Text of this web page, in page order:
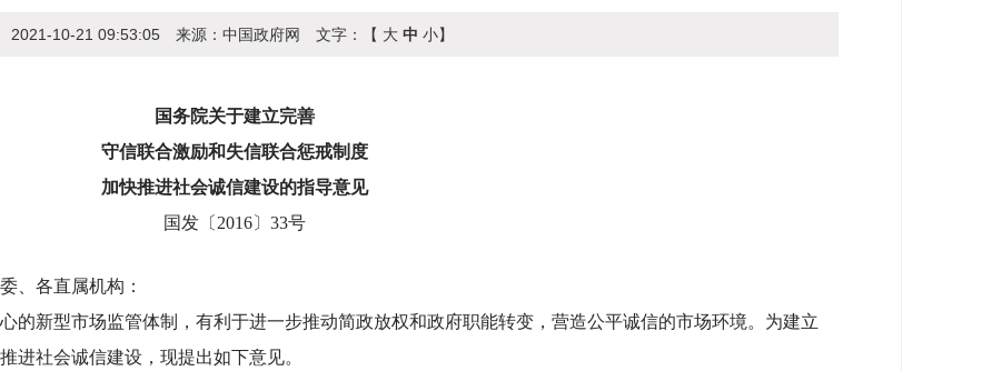
2021-10-21 09:53:05 来源： 中国政府网 文字：【 大 中 小】
国务院关于建立完善
守信联合激励和失信联合惩戒制度
加快推进社会诚信建设的指导意见
国发〔2016〕33号
、各直属机构：
新型市场监管体制，有利于进一步推动简政放权和政府职能转变，营造公平诚信的市场环境。为建立
进社会诚信建设，现提出如下意见。